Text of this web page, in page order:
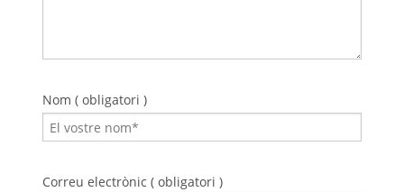
Nom ( obligatori )
Correu electrònic ( obligatori )